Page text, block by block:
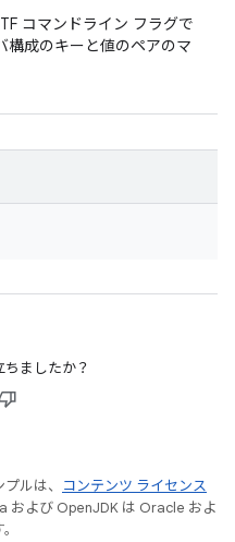
コマンドライン フラグで
構成のキーと値のペアのマ
ましたか？
ルは、
コンテンツ ライセンス
および OpenJDK は Oracle およ